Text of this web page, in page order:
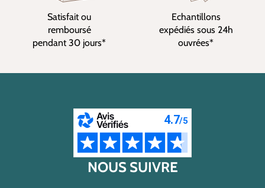
Satisfait ou
remboursé
pendant 30 jours*
Echantillons
expédiés sous 24h
ouvrées*
NOUS SUIVRE